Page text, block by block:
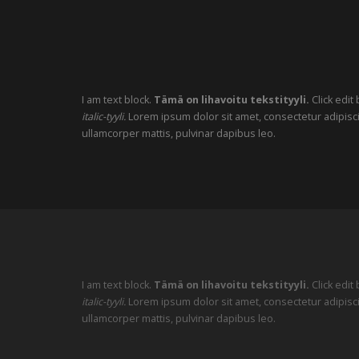
I am text block. Tämä on lihavoitu tekstityyli. Click
italic-tyyli. Lorem ipsum dolor sit amet, consectetur
ullamcorper mattis, pulvinar dapibus leo.
I am text block. Tämä on lihavoitu tekstityyli. Click
italic-tyyli. Lorem ipsum dolor sit amet, consectetur
ullamcorper mattis, pulvinar dapibus leo.